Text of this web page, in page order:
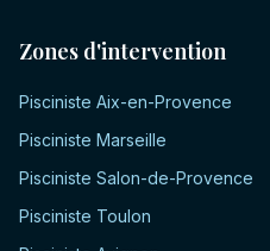
Zones d'intervention
Pisciniste Aix-en-Provence
Pisciniste Marseille
Pisciniste Salon-de-Provence
Pisciniste Toulon